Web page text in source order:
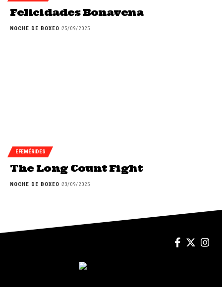
Felicidades Bonavena
NOCHE DE BOXEO 25/09/2025
EFEMÉRIDES
The Long Count Fight
NOCHE DE BOXEO 23/09/2025